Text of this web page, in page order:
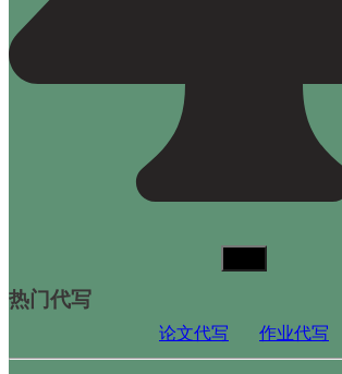
热门代写
论文代写 作业代写